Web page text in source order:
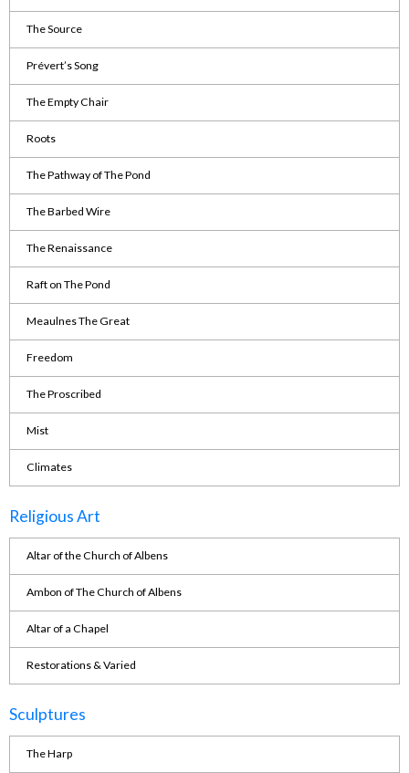
The Source
Prévert’s Song
The Empty Chair
Roots
The Pathway of The Pond
The Barbed Wire
The Renaissance
Raft on The Pond
Meaulnes The Great
Freedom
The Proscribed
Mist
Climates
Religious Art
Altar of the Church of Albens
Ambon of The Church of Albens
Altar of a Chapel
Restorations & Varied
Sculptures
The Harp